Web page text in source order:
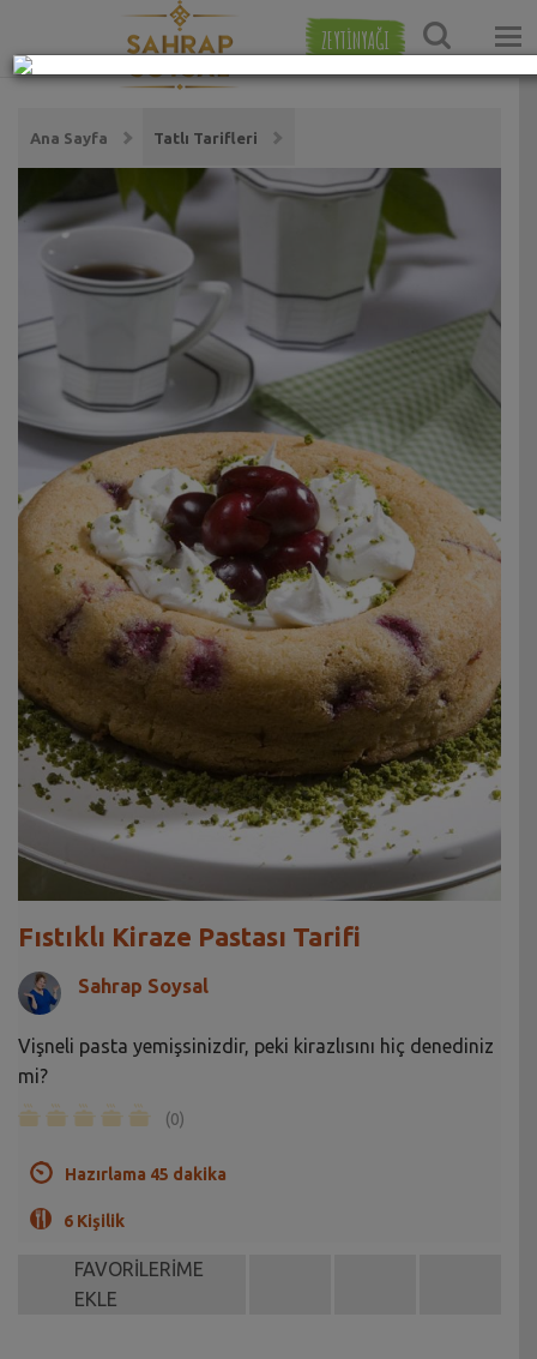
ZEYTİNYAĞI
Ana Sayfa Tatlı Tarifleri
Fıstıklı Kiraze Pastası Tarifi
Sahrap Soysal
Vişneli pasta yemişsinizdir, peki kirazlısını hiç denediniz
mi?
(0)
Hazırlama 45 dakika
6 Kişilik
FAVORİLERİME
EKLE